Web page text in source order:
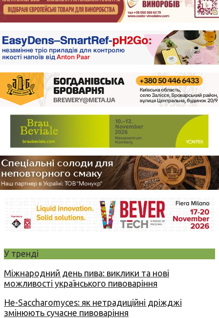
У тренді
Міжнародний день пива: виклики та нові
можливості українського пивоваріння
Не-Saccharomyces: як нетрадиційні дріжджі
змінюють сучасне пивоваріння